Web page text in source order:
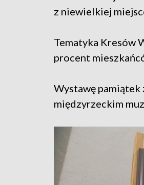
z niewielkiej
Tematyka Kresów
procent
Wystawę pamiątek
międzyrzeckim